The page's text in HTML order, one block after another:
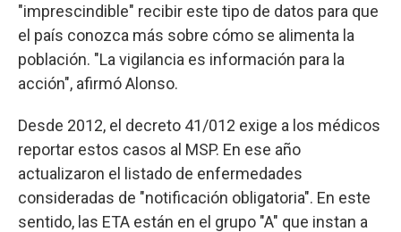
"imprescindible" recibir este tipo de datos para que
el país conozca más sobre cómo se alimenta la
población. "La vigilancia es información para la
acción", afirmó Alonso.
Desde 2012, el decreto 41/012 exige a los médicos
reportar estos casos al MSP. En ese año
actualizaron el listado de enfermedades
consideradas de "notificación obligatoria". En este
sentido, las ETA están en el grupo "A" que instan a